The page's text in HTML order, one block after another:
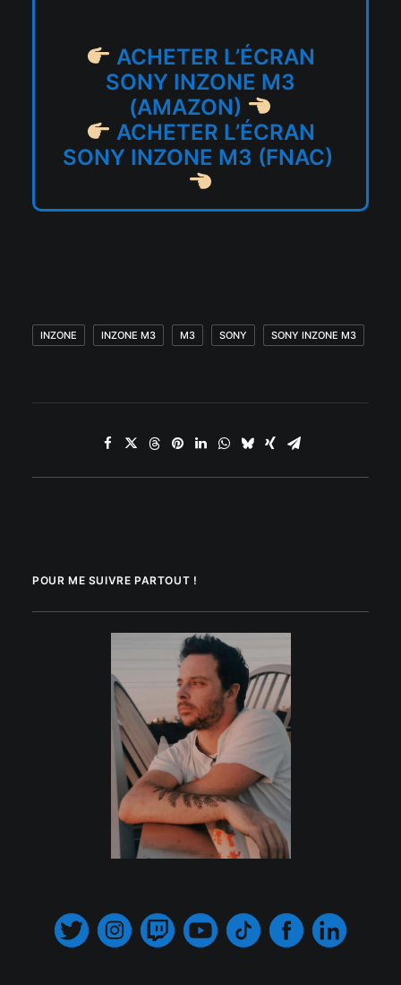
ACHETER L’ÉCRAN
SONY INZONE M3
(AMAZON)
ACHETER L’ÉCRAN
SONY INZONE M3 (FNAC)
INZONE INZONE M3 M3 SONY SONY INZONE M3
POUR ME SUIVRE PARTOUT !